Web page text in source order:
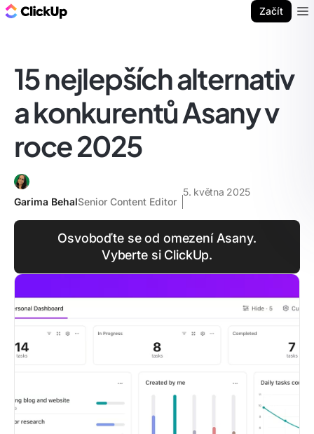
Začít
15 nejlepších alternativ
a konkurentů Asany v
roce 2025
Garima BehalSenior Content Editor
5. května 2025
Osvoboďte se od omezení Asany.
Vyberte si ClickUp.